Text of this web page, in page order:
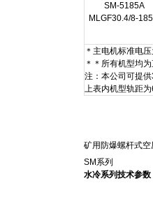
SM-5185A
MLGF30.4/8-
＊主电机标准电
＊＊所有机型均
注：本公司可提
上表内机型轨距
矿用防爆螺杆式空
SM系列
水冷系列技术参数